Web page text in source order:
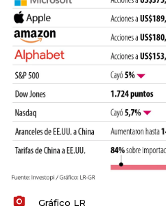
Gráfico LR